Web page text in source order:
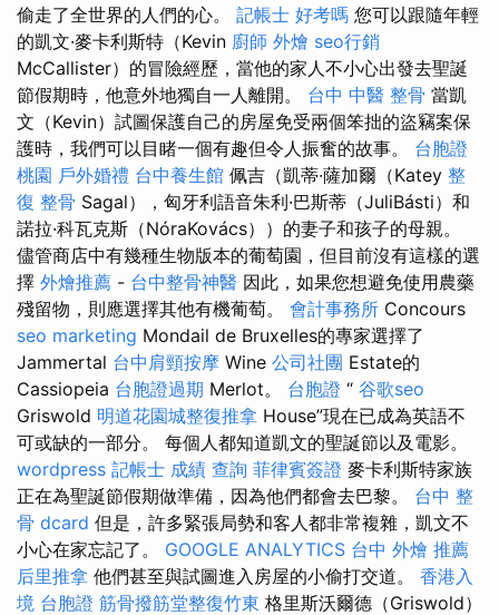
偷走了全世界的人們的心。 記帳士 好考嗎 您可以跟隨年輕
的凱文·麥卡利斯特（Kevin 廚師 外燴 seo行銷
McCallister）的冒險經歷，當他的家人不小心出發去聖誕
節假期時，他意外地獨自一人離開。 台中 中醫 整骨 當凱
文（Kevin）試圖保護自己的房屋免受兩個笨拙的盜竊案保
護時，我們可以目睹一個有趣但令人振奮的故事。 台胞證
桃園 戶外婚禮 台中養生館 佩吉（凱蒂·薩加爾（Katey 整
復 整骨 Sagal），匈牙利語音朱利·巴斯蒂（JuliBásti）和
諾拉·科瓦克斯（NóraKovács））的妻子和孩子的母親。
儘管商店中有幾種生物版本的葡萄園，但目前沒有這樣的選
擇 外燴推薦 - 台中整骨神醫 因此，如果您想避免使用農藥
殘留物，則應選擇其他有機葡萄。 會計事務所 Concours
seo marketing Mondail de Bruxelles的專家選擇了
Jammertal 台中肩頸按摩 Wine 公司社團 Estate的
Cassiopeia 台胞證過期 Merlot。 台胞證 “ 谷歌seo
Griswold 明道花園城整復推拿 House”現在已成為英語不
可或缺的一部分。 每個人都知道凱文的聖誕節以及電影。
wordpress 記帳士 成績 查詢 菲律賓簽證 麥卡利斯特家族
正在為聖誕節假期做準備，因為他們都會去巴黎。 台中 整
骨 dcard 但是，許多緊張局勢和客人都非常複雜，凱文不
小心在家忘記了。 GOOGLE ANALYTICS 台中 外燴 推薦
后里推拿 他們甚至與試圖進入房屋的小偷打交道。 香港入
境 台胞證 筋骨撥筋堂整復竹東 格里斯沃爾德（Griswold）